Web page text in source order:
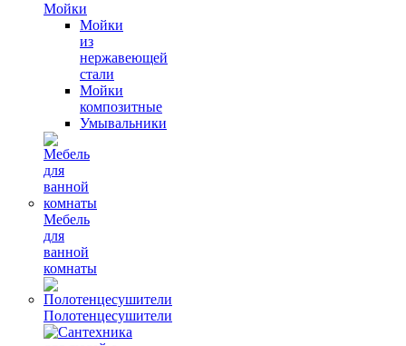
Мойки
Мойки
из
нержавеющей
стали
Мойки
композитные
Умывальники
Мебель
для
ванной
комнаты
Полотенцесушители